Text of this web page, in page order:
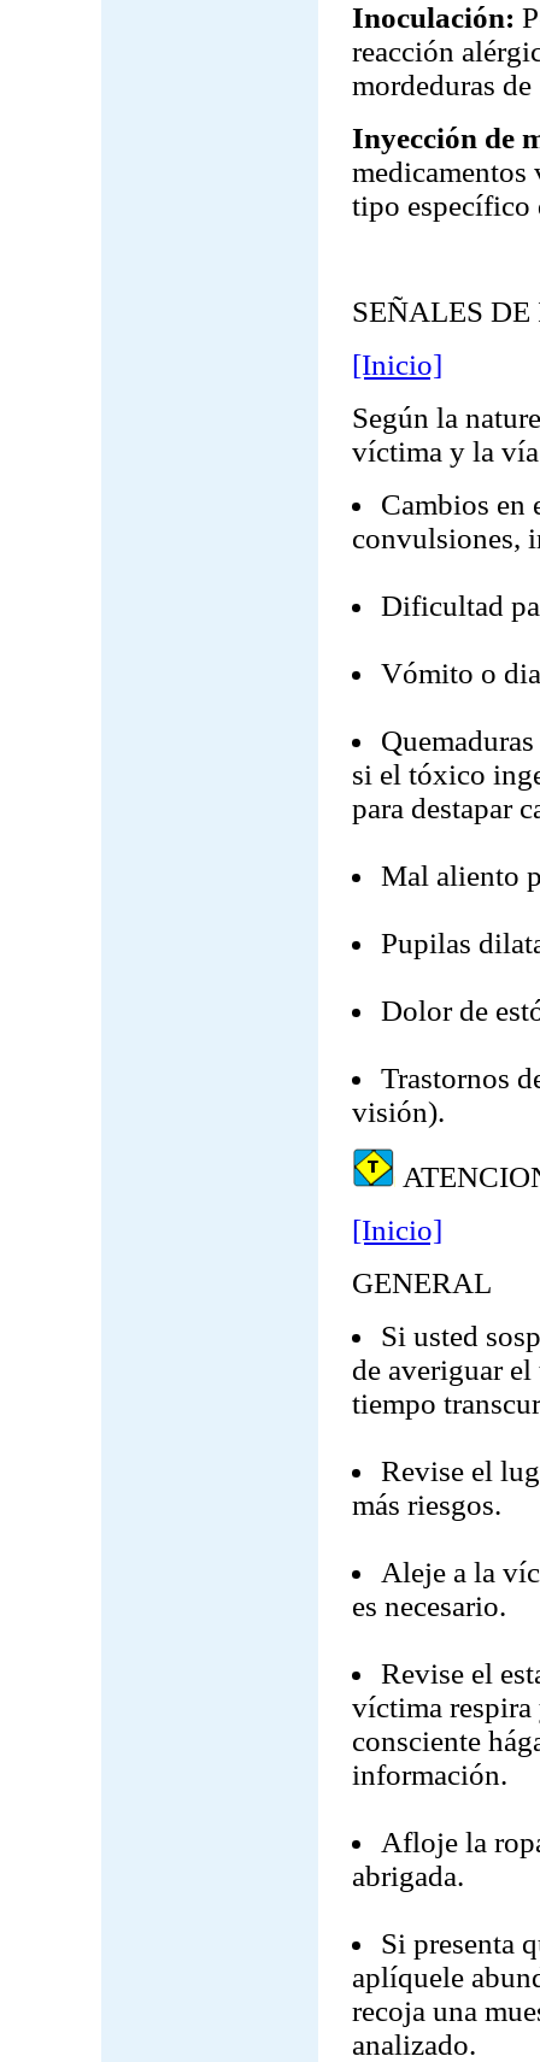
Inoculación:
reacción
mordeduras de
Inyección de
medicamentos
tipo específico
SEÑALES
[Inicio]
Según la
víctima y la vía
Cambios en
convulsiones,
Dificultad
Vómito o
si el tóxico
para destapar
Mal aliento
Pupilas
Dolor de
Trastornos
visión).
[Inicio]
GENERAL
Si usted
de averiguar
tiempo
Revise el
más riesgos.
Aleje a la
es necesario.
Revise el
víctima
consciente
información.
Afloje la
abrigada.
Si presenta
aplíquele
recoja una
analizado.